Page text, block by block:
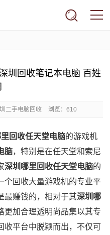
圳回收笔记本电脑 百姓
二手电脑回收 浏览：610
回收任天堂电脑的游戏机
脑，特别是在任天堂和索尼
深圳哪里回收任天堂电脑的
个回收大量游戏机的专业平
最赚钱的，相对于其深圳哪
更加合理透明尚品集以其专
收平台中脱颖而出，不仅可